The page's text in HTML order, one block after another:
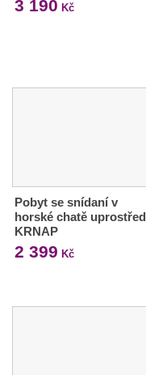
3 190 Kč
Pobyt se snídaní v
horské chatě uprostřed
KRNAP
2 399 Kč